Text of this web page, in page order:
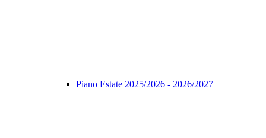
Piano Estate 2025/2026 - 2026/2027